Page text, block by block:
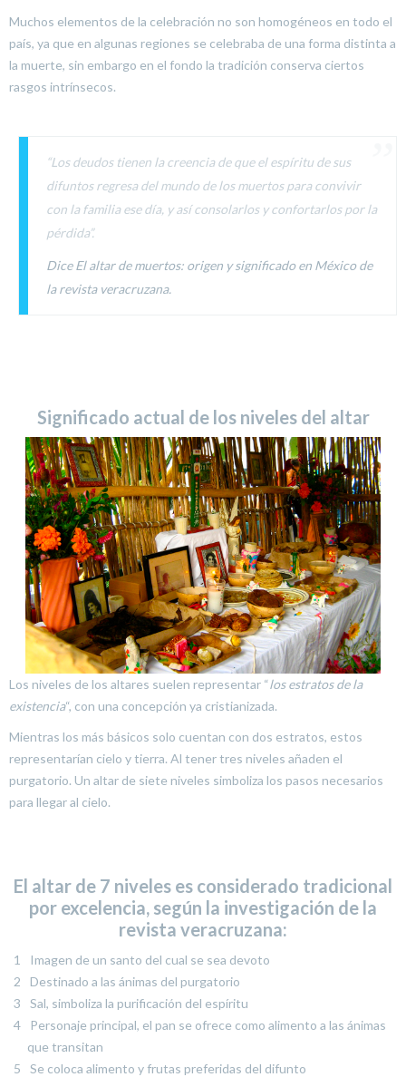
Muchos elementos de la celebración no son homogéneos en todo el
país, ya que en algunas regiones se celebraba de una forma distinta a
la muerte, sin embargo en el fondo la tradición conserva ciertos
rasgos intrínsecos.
“Los deudos tienen la creencia de que el espíritu de sus
difuntos regresa del mundo de los muertos para convivir
con la familia ese día, y así consolarlos y confortarlos por la
pérdida”.
Dice El altar de muertos: origen y significado en México de
la revista veracruzana.
Significado actual de los niveles del altar
Los niveles de los altares suelen representar “los estratos de la
existencia“, con una concepción ya cristianizada.
Mientras los más básicos solo cuentan con dos estratos, estos
representarían cielo y tierra. Al tener tres niveles añaden el
purgatorio. Un altar de siete niveles simboliza los pasos necesarios
para llegar al cielo.
El altar de 7 niveles es considerado tradicional
por excelencia, según la investigación de la
revista veracruzana:
Imagen de un santo del cual se sea devoto
Destinado a las ánimas del purgatorio
Sal, simboliza la purificación del espíritu
Personaje principal, el pan se ofrece como alimento a las ánimas
que transitan
Se coloca alimento y frutas preferidas del difunto